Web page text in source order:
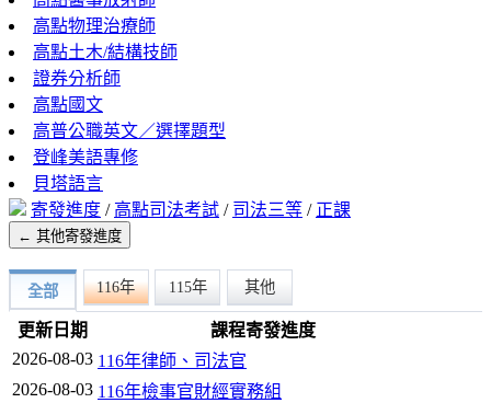
高點物理治療師
高點土木/結構技師
證券分析師
高點國文
高普公職英文／選擇題型
登峰美語專修
貝塔語言
寄發進度 / 高點司法考試 / 司法三等 / 正課
← 其他寄發進度
全部 116年 115年 其他
更新日期
課程寄發進度
2026-08-03 116年律師、司法官
2026-08-03 116年檢事官財經實務組